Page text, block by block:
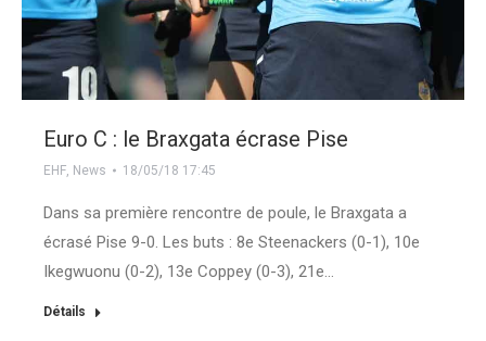
Euro C : le Braxgata écrase Pise
EHF, News 18/05/18 17:45
Dans sa première rencontre de poule, le Braxgata a
écrasé Pise 9-0. Les buts : 8e Steenackers (0-1), 10e
Ikegwuonu (0-2), 13e Coppey (0-3), 21e…
Détails